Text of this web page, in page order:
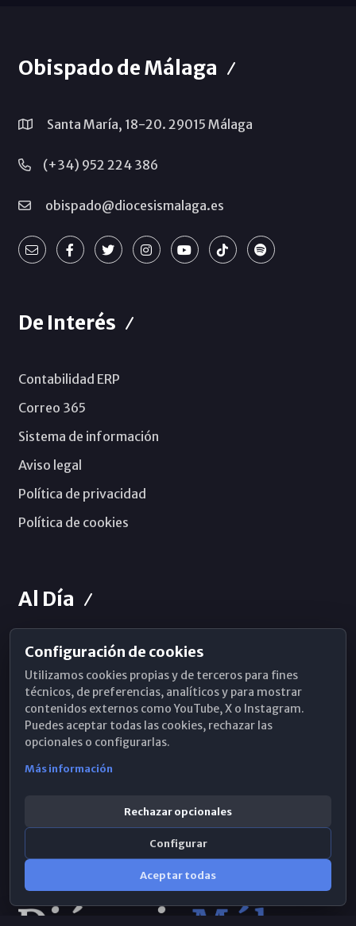
Obispado de Málaga
Santa María, 18-20. 29015 Málaga
(+34) 952 224 386
obispado@diocesismalaga.es
De Interés
Contabilidad ERP
Correo 365
Sistema de información
Aviso legal
Política de privacidad
Política de cookies
Al Día
Horarios de Misa
Hemeroteca
WhatsApp
Configuración de cookies
Utilizamos cookies propias y de terceros para fines
técnicos, de preferencias, analíticos y para mostrar
contenidos externos como YouTube, X o Instagram.
Puedes aceptar todas las cookies, rechazar las
opcionales o configurarlas.
Más información
Rechazar opcionales
Configurar
Aceptar todas